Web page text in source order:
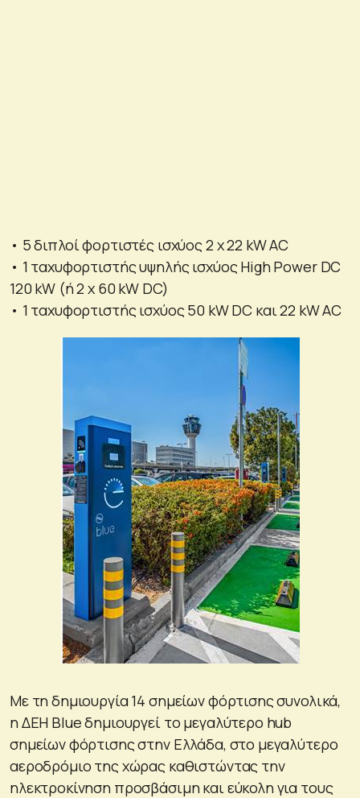
• 5 διπλοί φορτιστές ισχύος 2 x 22 kW AC
• 1 ταχυφορτιστής υψηλής ισχύος High Power DC
120 kW (ή 2 x 60 kW DC)
• 1 ταχυφορτιστής ισχύος 50 kW DC και 22 kW AC
Με τη δημιουργία 14 σημείων φόρτισης συνολικά,
η ΔΕΗ Blue δημιουργεί το μεγαλύτερο hub
σημείων φόρτισης στην Ελλάδα, στο μεγαλύτερο
αεροδρόμιο της χώρας καθιστώντας την
ηλεκτροκίνηση προσβάσιμη και εύκολη για τους